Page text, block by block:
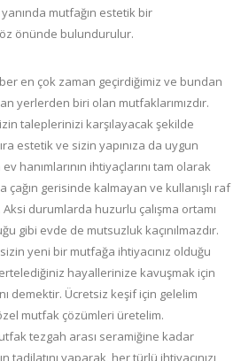
mutfağın estetik bir
önünde bulundurulur.
en çok zaman geçirdiğimiz ve bundan
yerlerden biri olan mutfaklarımızdır.
taleplerinizi karşılayacak şekilde
estetik ve sizin yapınıza da uygun
hanımlarının ihtiyaçlarını tam olarak
çağın gerisinde kalmayan ve kullanışlı raf
Aksi durumlarda huzurlu çalışma ortamı
gibi evde de mutsuzluk kaçınılmazdır.
yeni bir mutfağa ihtiyacınız olduğu
ertelediğiniz hayallerinize kavuşmak için
demektir. Ücretsiz keşif için gelelim
mutfak çözümleri üretelim.
tezgah arası seramiğine kadar
tadilatını yaparak, her türlü ihtiyacınızı